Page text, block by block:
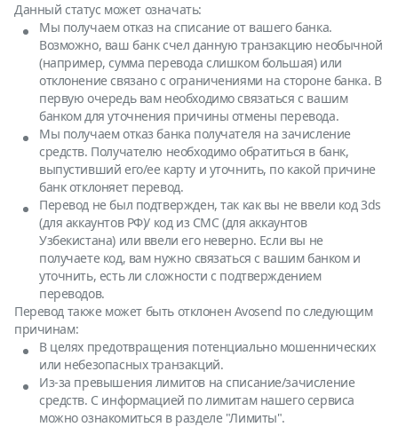
Данный статус может означать:
Мы получаем отказ на списание от вашего банка.
Возможно, ваш банк счел данную транзакцию необычной
(например, сумма перевода слишком большая) или
отклонение связано с ограничениями на стороне банка. В
первую очередь вам необходимо связаться с вашим
банком для уточнения причины отмены перевода.
Мы получаем отказ банка получателя на зачисление
средств. Получателю необходимо обратиться в банк,
выпустивший его/ее карту и уточнить, по какой причине
банк отклоняет перевод.
Перевод не был подтвержден, так как вы не ввели код 3ds
(для аккаунтов РФ)/ код из СМС (для аккаунтов
Узбекистана) или ввели его неверно. Если вы не
получаете код, вам нужно связаться с вашим банком и
уточнить, есть ли сложности с подтверждением
переводов.
Перевод также может быть отклонен Avosend по следующим
причинам:
В целях предотвращения потенциально мошеннических
или небезопасных транзакций.
Из-за превышения лимитов на списание/зачисление
средств. С информацией по лимитам нашего сервиса
можно ознакомиться в разделе "Лимиты".